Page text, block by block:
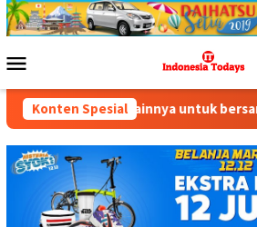
Loncat
ke
Mobile
Konten Spesial
untuk bersama-sama